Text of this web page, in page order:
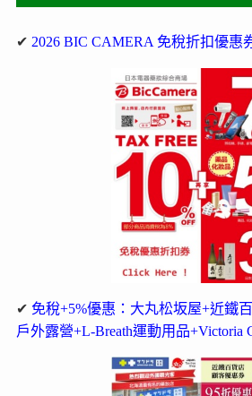
✔ 2026 BIC CAMERA 免稅折扣優惠
✔ 免稅+5%優惠：大丸松坂屋+近鐵
戶外露營+L-Breath運動用品+Victoria